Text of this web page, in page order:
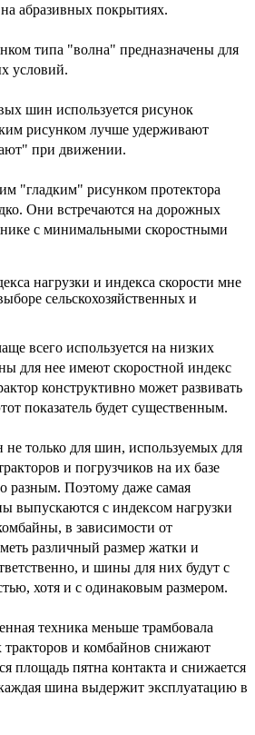
абразивных покрытиях.
типа "волна" предназначены для
условий.
шин используется рисунок
рисунком лучше удерживают
при движении.
"гладким" рисунком протектора
Они встречаются на дорожных
с минимальными скоростными
нагрузки и индекса скорости мне
сельскохозяйственных и
всего используется на низких
для нее имеют скоростной индекс
конструктивно может развивать
показатель будет существенным.
не только для шин, используемых для
и погрузчиков на их базе
разным. Поэтому даже самая
выпускаются с индексом нагрузки
в зависимости от
различный размер жатки и
и шины для них будут с
хотя и с одинаковым размером.
техника меньше трамбовала
и комбайнов снижают
площадь пятна контакта и снижается
шина выдержит эксплуатацию в